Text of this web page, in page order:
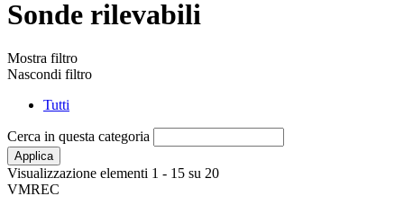
Sonde rilevabili
Mostra filtro
Nascondi filtro
Tutti
Cerca in questa categoria
Visualizzazione elementi 1 - 15 su 20
VMREC